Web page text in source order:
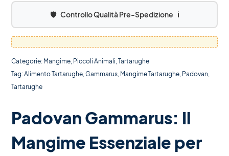
🛡️ Controllo Qualità Pre-Spedizione ℹ️
Categorie: Mangime, Piccoli Animali,Tartarughe
Tag:Alimento Tartarughe,Gammarus, Mangime Tartarughe, Padovan,
Tartarughe
Padovan Gammarus: Il
Mangime Essenziale per